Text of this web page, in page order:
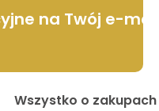
na Twój e-mail
Wszystko o zakupach